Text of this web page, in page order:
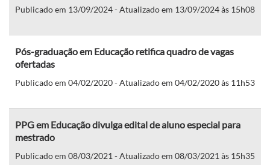
Publicado em 13/09/2024 - Atualizado em 13/09/2024 às 15h08
Pós-graduação em Educação retifica quadro de vagas
ofertadas
Publicado em 04/02/2020 - Atualizado em 04/02/2020 às 11h53
PPG em Educação divulga edital de aluno especial para
mestrado
Publicado em 08/03/2021 - Atualizado em 08/03/2021 às 15h35